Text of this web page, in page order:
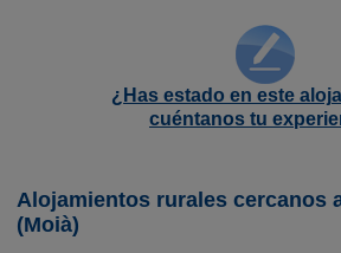
¿Has estado en este
cuéntanos tu
Alojamientos rurales cercanos
(Moià)